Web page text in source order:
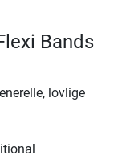
Bands
lovlige